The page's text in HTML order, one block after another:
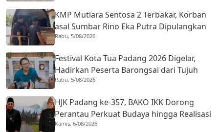
KMP Mutiara Sentosa 2 Terbakar, Korban
asal Sumbar Rino Eka Putra Dipulangkan
ke Agam
Rabu, 5/08/2026
Festival Kota Tua Padang 2026 Digelar,
Hadirkan Peserta Barongsai dari Tujuh
Negara
Rabu, 5/08/2026
HJK Padang ke-357, BAKO IKK Dorong
Perantau Perkuat Budaya hingga Realisasi
Kota Gastronomi
Kamis, 6/08/2026